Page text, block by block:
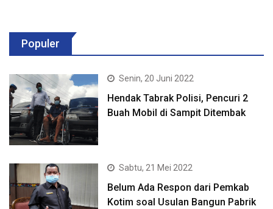
Populer
Senin, 20 Juni 2022
Hendak Tabrak Polisi, Pencuri 2
Buah Mobil di Sampit Ditembak
Sabtu, 21 Mei 2022
Belum Ada Respon dari Pemkab
Kotim soal Usulan Bangun Pabrik